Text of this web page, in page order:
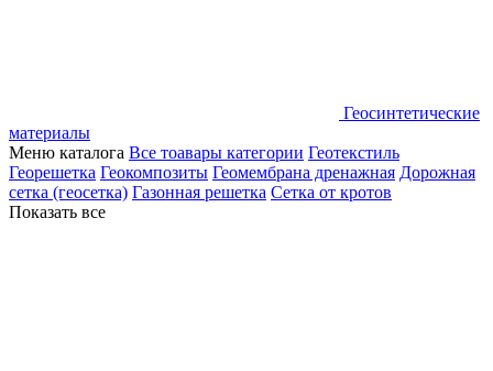
Геосинтетические
материалы
Меню каталога Все тоавары категории Геотекстиль
Георешетка Геокомпозиты Геомембрана дренажная Дорожная
сетка (геосетка) Газонная решетка Сетка от кротов
Показать все